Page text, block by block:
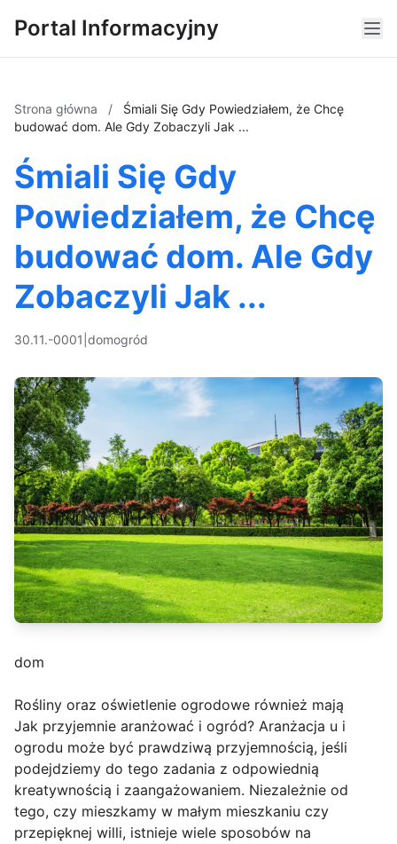
Portal Informacyjny
Strona główna /
Śmiali Się Gdy Powiedziałem, że Chcę
budować dom. Ale Gdy Zobaczyli Jak ...
Śmiali Się Gdy
Powiedziałem, że Chcę
budować dom. Ale Gdy
Zobaczyli Jak ...
30.11.-0001 domogród
dom
Rośliny oraz oświetlenie ogrodowe również mają
Jak przyjemnie aranżować i ogród? Aranżacja u i
ogrodu może być prawdziwą przyjemnością, jeśli
podejdziemy do tego zadania z odpowiednią
kreatywnością i zaangażowaniem. Niezależnie od
tego, czy mieszkamy w małym mieszkaniu czy
przepięknej willi, istnieje wiele sposobów na